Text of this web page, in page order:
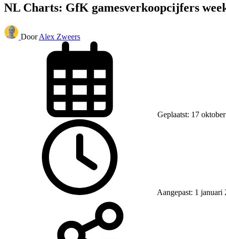
NL Charts: GfK gamesverkoopcijfers
Door Alex Zweers
Geplaatst: 17
Aangepast: 1 januari